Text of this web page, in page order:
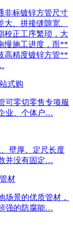
非标镀锌方管尺寸
大、拼接缝隙宽、
校正工序繁琐，大
慢施工进度，而**
高精度镀锌方管**
式购
可零切零售专项服
业、个体户…
壁厚、定尺长度
并没有固定…
材
景的优质管材，
强的防腐能…